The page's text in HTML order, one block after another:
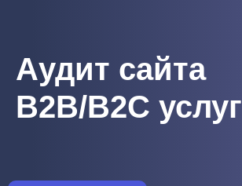
Аудит сайта
B2B/B2C услуг